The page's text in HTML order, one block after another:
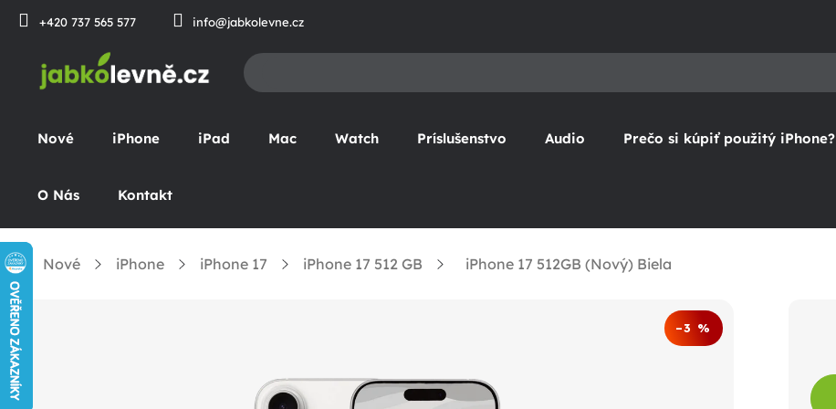
Prejsť
+420 737 565 577 info@jabkolevne.cz
Nové iPhone iPad Mac Watch Príslušenstvo Audio Prečo si kúpiť použitý iPhone?
O Nás Kontakt
DomovNové iPhone iPhone 17 iPhone 17 512 GB iPhone 17 512GB (Nový) Biela
–3 %